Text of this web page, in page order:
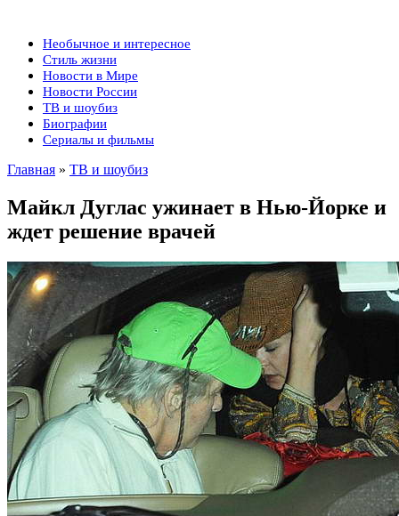
Необычное и интересное
Стиль жизни
Новости в Мире
Новости России
ТВ и шоубиз
Биографии
Сериалы и фильмы
Главная » ТВ и шоубиз
Майкл Дуглас ужинает в Нью-Йорке и
ждет решение врачей